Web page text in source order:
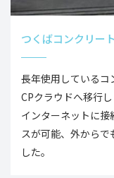
つくばコンクリ
長年使用しているコ
CPクラウドへ移行し
インターネットに接
スが可能、外から
した。